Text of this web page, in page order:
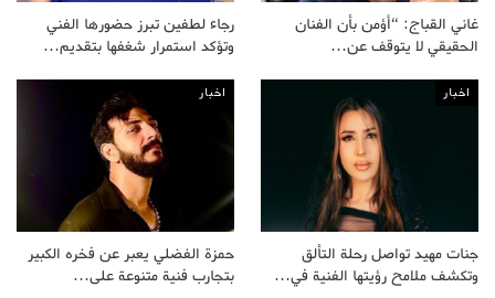
غاني القباج: “أؤمن بأن الفنان
الحقيقي لا يتوقف عن…
رجاء لطفين تبرز حضورها الفني
وتؤكد استمرار شغفها بتقديم…
اخبار
جنات مهيد تواصل رحلة التألق
وتكشف ملامح رؤيتها الفنية في…
اخبار
حمزة الفضلي يعبر عن فخره الكبير
بتجارب فنية متنوعة على…